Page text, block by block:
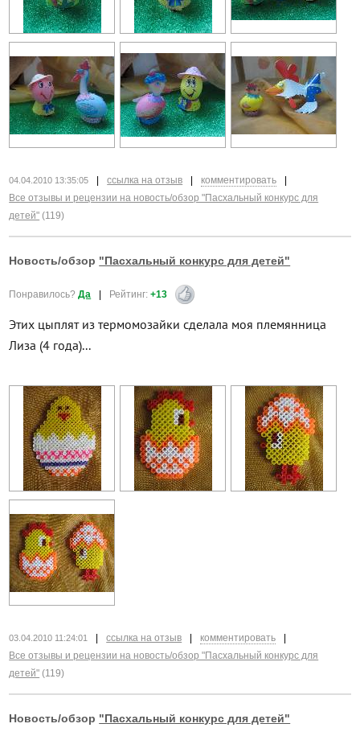
04.04.2010 13:35:05 ссылка на отзыв комментировать
Все отзывы и рецензии на новость/обзор "Пасхальный конкурс для
детей" (119)
Новость/обзор "Пасхальный конкурс для детей"
Понравилось?Да | Рейтинг:+13
Этих цыплят из термомозайки сделала моя племянница
Лиза (4 года)...
03.04.2010 11:24:01 ссылка на отзыв комментировать
Все отзывы и рецензии на новость/обзор "Пасхальный конкурс для
детей" (119)
Новость/обзор "Пасхальный конкурс для детей"